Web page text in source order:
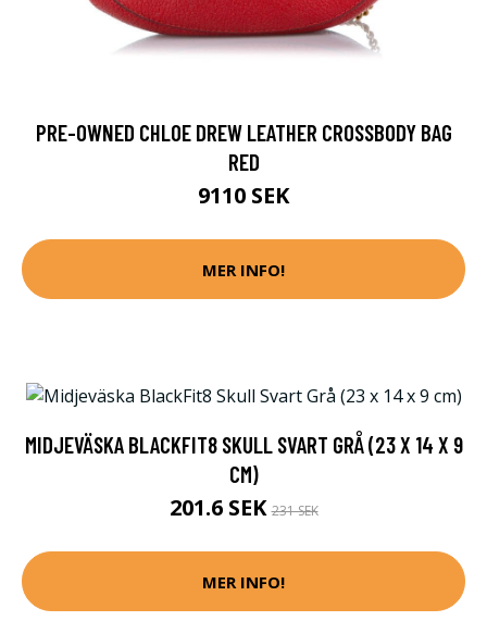
PRE-OWNED CHLOE DREW LEATHER CROSSBODY BAG
RED
9110 SEK
MER INFO!
MIDJEVÄSKA BLACKFIT8 SKULL SVART GRÅ (23 X 14 X 9
CM)
201.6 SEK231 SEK
MER INFO!